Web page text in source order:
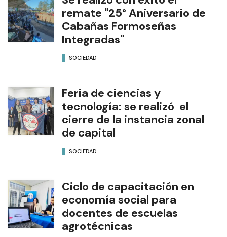
remate "25° Aniversario de
Cabañas Formoseñas
Integradas"
SOCIEDAD
Feria de ciencias y
tecnología: se realizó el
cierre de la instancia zonal
de capital
SOCIEDAD
Ciclo de capacitación en
economía social para
docentes de escuelas
agrotécnicas